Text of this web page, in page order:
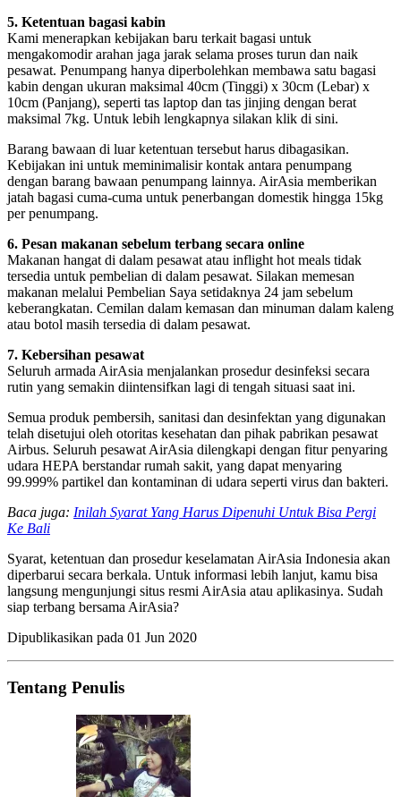
5. Ketentuan bagasi kabin
Kami menerapkan kebijakan baru terkait bagasi untuk
mengakomodir arahan jaga jarak selama proses turun dan naik
pesawat. Penumpang hanya diperbolehkan membawa satu bagasi
kabin dengan ukuran maksimal 40cm (Tinggi) x 30cm (Lebar) x
10cm (Panjang), seperti tas laptop dan tas jinjing dengan berat
maksimal 7kg. Untuk lebih lengkapnya silakan klik di sini.
Barang bawaan di luar ketentuan tersebut harus dibagasikan.
Kebijakan ini untuk meminimalisir kontak antara penumpang
dengan barang bawaan penumpang lainnya. AirAsia memberikan
jatah bagasi cuma-cuma untuk penerbangan domestik hingga 15kg
per penumpang.
6. Pesan makanan sebelum terbang secara online
Makanan hangat di dalam pesawat atau inflight hot meals tidak
tersedia untuk pembelian di dalam pesawat. Silakan memesan
makanan melalui Pembelian Saya setidaknya 24 jam sebelum
keberangkatan. Cemilan dalam kemasan dan minuman dalam kaleng
atau botol masih tersedia di dalam pesawat.
7. Kebersihan pesawat
Seluruh armada AirAsia menjalankan prosedur desinfeksi secara
rutin yang semakin diintensifkan lagi di tengah situasi saat ini.
Semua produk pembersih, sanitasi dan desinfektan yang digunakan
telah disetujui oleh otoritas kesehatan dan pihak pabrikan pesawat
Airbus. Seluruh pesawat AirAsia dilengkapi dengan fitur penyaring
udara HEPA berstandar rumah sakit, yang dapat menyaring
99.999% partikel dan kontaminan di udara seperti virus dan bakteri.
Baca juga: Inilah Syarat Yang Harus Dipenuhi Untuk Bisa Pergi
Ke Bali
Syarat, ketentuan dan prosedur keselamatan AirAsia Indonesia akan
diperbarui secara berkala. Untuk informasi lebih lanjut, kamu bisa
langsung mengunjungi situs resmi AirAsia atau aplikasinya. Sudah
siap terbang bersama AirAsia?
Dipublikasikan pada 01 Jun 2020
Tentang Penulis